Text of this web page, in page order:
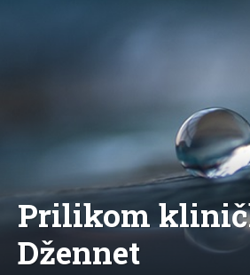
Prilikom
Džennet